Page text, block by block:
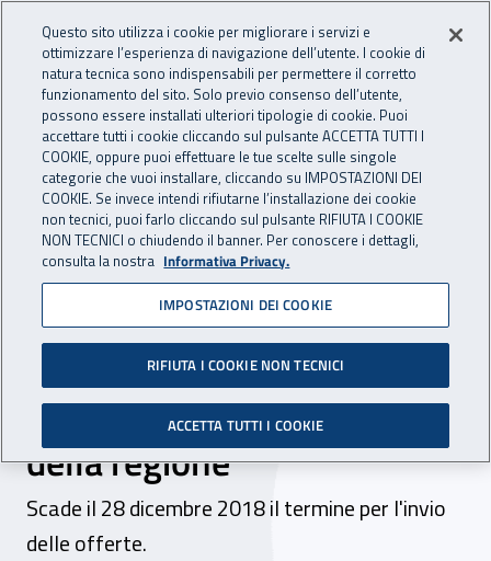
INAIL - Istituto Nazionale
Apri cerca
Navigazione principale
Navigazione - Ti trovi in:
Home Inail comunica Scadenze Scadenza
Dr Liguria: affidamento
tramite RdO su MEPA
dell'attività periodica di
verifica degli impianti di
terra presso le sedi Inail
della regione
Scade il 28 dicembre 2018 il termine per l'invio
delle offerte.
Questo sito utilizza i cookie per migliorare i servizi e
ottimizzare l’esperienza di navigazione dell’utente. I cookie di
natura tecnica sono indispensabili per permettere il corretto
funzionamento del sito. Solo previo consenso dell’utente,
possono essere installati ulteriori tipologie di cookie. Puoi
accettare tutti i cookie cliccando sul pulsante ACCETTA TUTTI I
COOKIE, oppure puoi effettuare le tue scelte sulle singole
categorie che vuoi installare, cliccando su IMPOSTAZIONI DEI
COOKIE. Se invece intendi rifiutarne l’installazione dei cookie
non tecnici, puoi farlo cliccando sul pulsante RIFIUTA I COOKIE
NON TECNICI o chiudendo il banner. Per conoscere i dettagli,
consulta la nostra Informativa Privacy.
IMPOSTAZIONI DEI COOKIE
RIFIUTA I COOKIE NON TECNICI
ACCETTA TUTTI I COOKIE